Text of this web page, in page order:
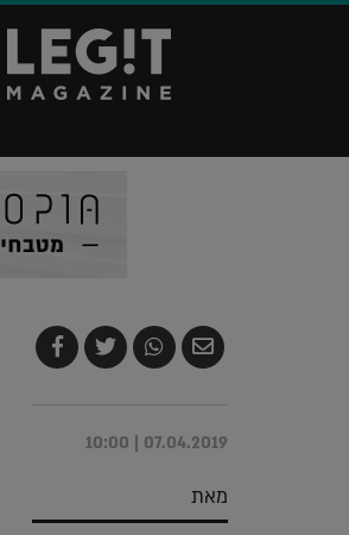
שלח
בדואר
שתף
ב-
צייץ
ב-
שתף
ב-
07.04.2019 | 10:00
מאת